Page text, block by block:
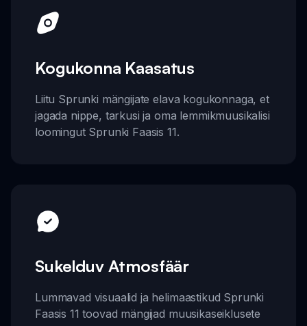
Kogukonna Kaasatus
Liitu Sprunki mängijate elava kogukonnaga, et
jagada nippe, tarkusi ja oma lemmikmuusikalisi
loomingut Sprunki Faasis 11.
Sukelduv Atmosfäär
Lummavad visuaalid ja helimaastikud Sprunki
Faasis 11 toovad mängijad muusikaseiklusete